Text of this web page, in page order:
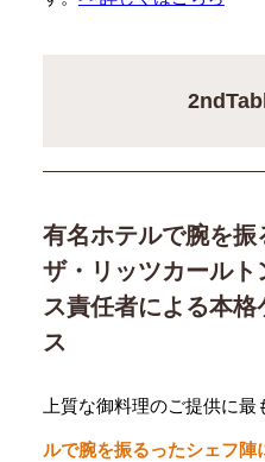
有名ホテルで腕を振
ザ・リッツカール
ス責任者による本
ス
上質な御料理のご提供に最
ルで腕を振るったシェフ陣